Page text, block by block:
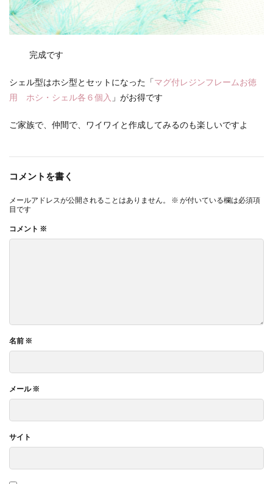
完成です
シェル型はホシ型とセットになった「マグ付レジンフレームお徳
用 ホシ・シェル各６個入 」がお得です
ご家族で、仲間で、ワイワイと作成してみるのも楽しいですよ
コメントを書く
メールアドレスが公開されることはありません。 ※ が付いている欄は必須項
目です
コメント ※
名前 ※
メール※
サイト